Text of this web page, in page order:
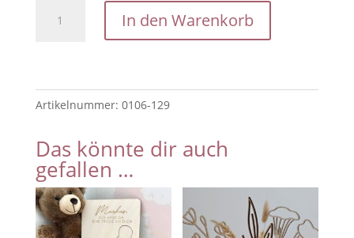
Bilderrahmen:
Patentante
ist,
eine
wie
dich
zu
haben
Menge
In den Warenkorb
Artikelnummer: 0106-129
Das könnte dir auch
gefallen …